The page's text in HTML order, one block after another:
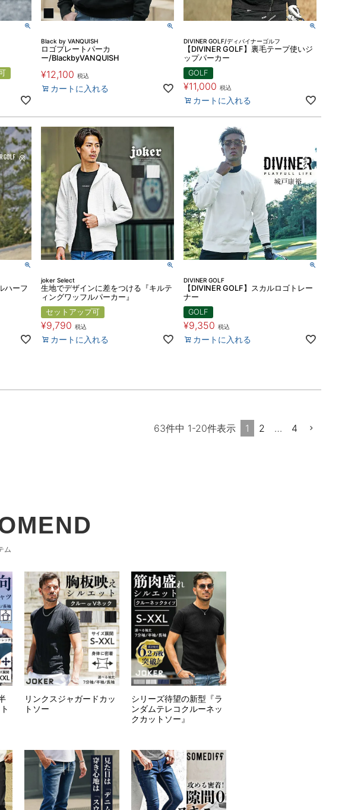
Black by VANQUISH
ロゴプレートパーカ
ー/BlackbyVANQUISH
¥12,100 税込
カートに入れる
DIVINER GOLF/ディバイナーゴルフ
【DIVINER GOLF】裏毛テープ使いジ
ップパーカー
GOLF
¥11,000 税込
カートに入れる
ハーフ
joker Select
生地でデザインに差をつける『キルテ
ィングワッフルパーカー』
セットアップ可
¥9,790 税込
カートに入れる
DIVINER GOLF
【DIVINER GOLF】スカルロゴトレー
ナー
GOLF
¥9,350 税込
カートに入れる
63件中 1-20件表示 1 2 … 4
ム
リンクスジャガードカッ
トソー
シリーズ待望の新型『ラ
ンダムテレコクルーネッ
クカットソー』